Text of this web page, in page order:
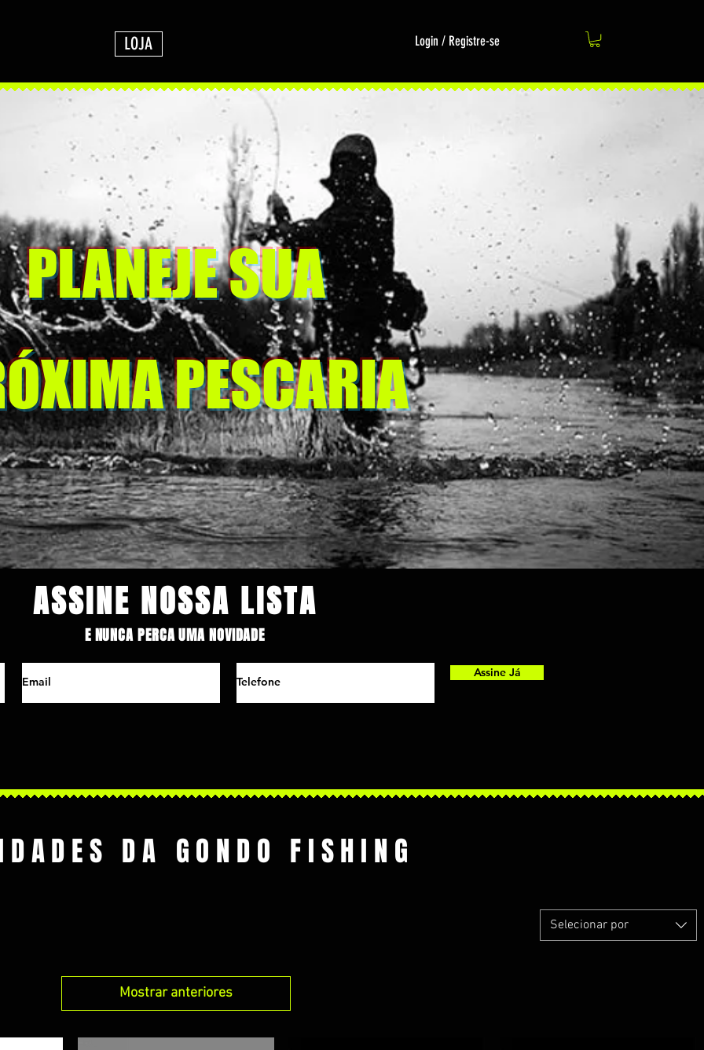
LOJA Login / Registre-se
ASSINE NOSSA LISTA
E NUNCA PERCA UMA NOVIDADE
Assine Já
PLANEJE SUA
PESCARIA
DA GONDO FISHING
Selecionar por
Mostrar anteriores